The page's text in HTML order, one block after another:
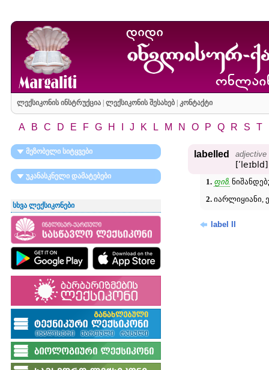
ლექსიკონის ინსტრუქცია| ლექსიკონის შესახებ| კონტაქტი
A B C D E F G H J K L M N O P Q R S T
მეზობელი სიტყვები
უკანასკნელი დამატებები
სხვა ლექსიკონები
labelled adjective
[ʹleɪbld]
1. ფიზ.
2.იარლიყიანი,
label II